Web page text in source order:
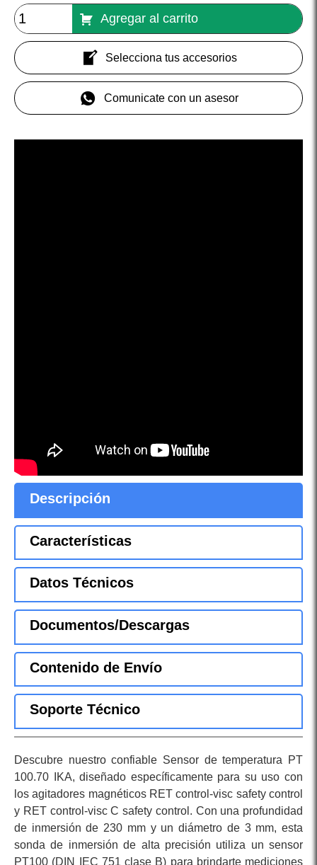
Agregar al carrito
Selecciona tus accesorios
Comunicate con un asesor
Descripción
Características
Datos Técnicos
Documentos/Descargas
Contenido de Envío
Soporte Técnico
Descubre nuestro confiable Sensor de temperatura PT
100.70 IKA, diseñado específicamente para su uso con
los agitadores magnéticos RET control-visc safety control
y RET control-visc C safety control. Con una profundidad
de inmersión de 230 mm y un diámetro de 3 mm, esta
sonda de inmersión de alta precisión utiliza un sensor
PT100 (DIN IEC 751 clase B) para brindarte mediciones